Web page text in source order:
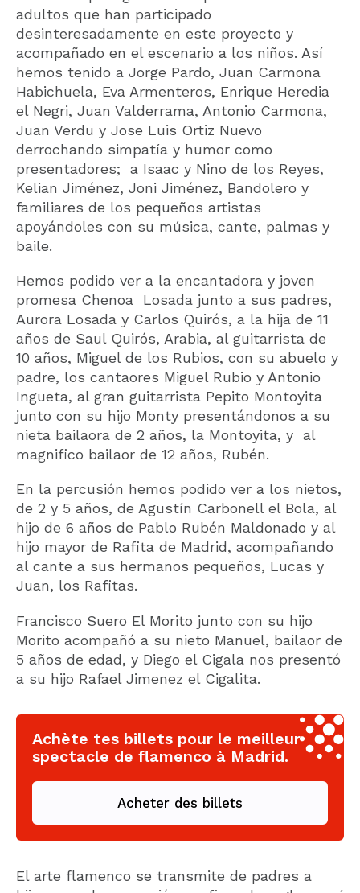
adultos que han participado
desinteresadamente en este proyecto y
acompañado en el escenario a los niños. Así
hemos tenido a Jorge Pardo, Juan Carmona
Habichuela, Eva Armenteros, Enrique Heredia
el Negri, Juan Valderrama, Antonio Carmona,
Juan Verdu y Jose Luis Ortiz Nuevo
derrochando simpatía y humor como
presentadores; a Isaac y Nino de los Reyes,
Kelian Jiménez, Joni Jiménez, Bandolero y
familiares de los pequeños artistas
apoyándoles con su música, cante, palmas y
baile.
Hemos podido ver a la encantadora y joven
promesa Chenoa Losada junto a sus padres,
Aurora Losada y Carlos Quirós, a la hija de 11
años de Saul Quirós, Arabia, al guitarrista de
10 años, Miguel de los Rubios, con su abuelo y
padre, los cantaores Miguel Rubio y Antonio
Ingueta, al gran guitarrista Pepito Montoyita
junto con su hijo Monty presentándonos a su
nieta bailaora de 2 años, la Montoyita, y al
magnifico bailaor de 12 años, Rubén.
En la percusión hemos podido ver a los nietos,
de 2 y 5 años, de Agustín Carbonell el Bola, al
hijo de 6 años de Pablo Rubén Maldonado y al
hijo mayor de Rafita de Madrid, acompañando
al cante a sus hermanos pequeños, Lucas y
Juan, los Rafitas.
Francisco Suero El Morito junto con su hijo
Morito acompañó a su nieto Manuel, bailaor de
5 años de edad, y Diego el Cigala nos presentó
a su hijo Rafael Jimenez el Cigalita.
Achète tes billets pour le meilleur
spectacle de flamenco à Madrid.
Acheter des billets
El arte flamenco se transmite de padres a